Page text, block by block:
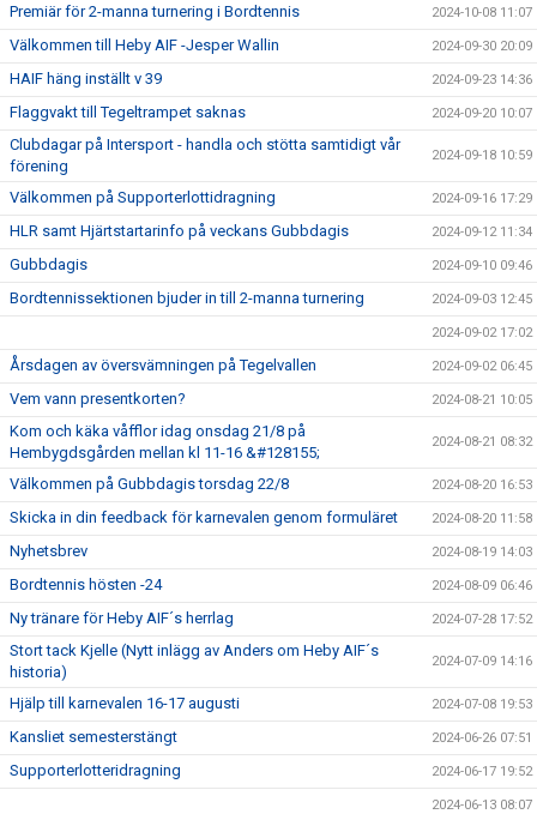
Premiär för 2-manna turnering i Bordtennis 2024-10-08 11:07
Välkommen till Heby AIF -Jesper Wallin 2024-09-30 20:09
HAIF häng inställt v 39 2024-09-23 14:36
Flaggvakt till Tegeltrampet saknas 2024-09-20 10:07
Clubdagar på Intersport - handla och stötta samtidigt vår
förening
2024-09-18 10:59
Välkommen på Supporterlottidragning 2024-09-16 17:29
HLR samt Hjärtstartarinfo på veckans Gubbdagis 2024-09-12 11:34
Gubbdagis 2024-09-10 09:46
Bordtennissektionen bjuder in till 2-manna turnering 2024-09-03 12:45
2024-09-02 17:02
Årsdagen av översvämningen på Tegelvallen 2024-09-02 06:45
Vem vann presentkorten? 2024-08-21 10:05
Kom och käka våfflor idag onsdag 21/8 på
Hembygdsgården mellan kl 11-16 &#128155;
2024-08-21 08:32
Välkommen på Gubbdagis torsdag 22/8 2024-08-20 16:53
Skicka in din feedback för karnevalen genom formuläret 2024-08-20 11:58
Nyhetsbrev 2024-08-19 14:03
Bordtennis hösten -24 2024-08-09 06:46
Ny tränare för Heby AIF´s herrlag 2024-07-28 17:52
Stort tack Kjelle (Nytt inlägg av Anders om Heby AIF´s
historia)
2024-07-09 14:16
Hjälp till karnevalen 16-17 augusti 2024-07-08 19:53
Kansliet semesterstängt 2024-06-26 07:51
Supporterlotteridragning 2024-06-17 19:52
2024-06-13 08:07